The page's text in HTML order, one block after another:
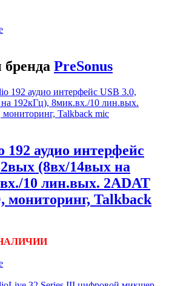
PreSonus
192 аудио интерфейс
(8вх/14вых на
10 лин.вых. 2ADAT
мониторинг, Talkback